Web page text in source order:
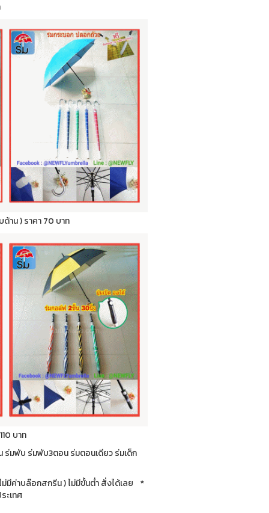
ด้าน ) ราคา 70 บาท
บาท
ร่มพับ ร่มพับ3ตอน ร่มตอนเดียว ร่มเด็ก
ม่มีค่าบล๊อกสกรีน ) ไม่มีขั้นต่ำ สั่งได้เลย *
ะเทศ